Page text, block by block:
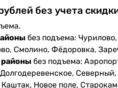
без учета
без подъема:
Смолино, Фёдоровка,
районы без подъема:
Новое поле,